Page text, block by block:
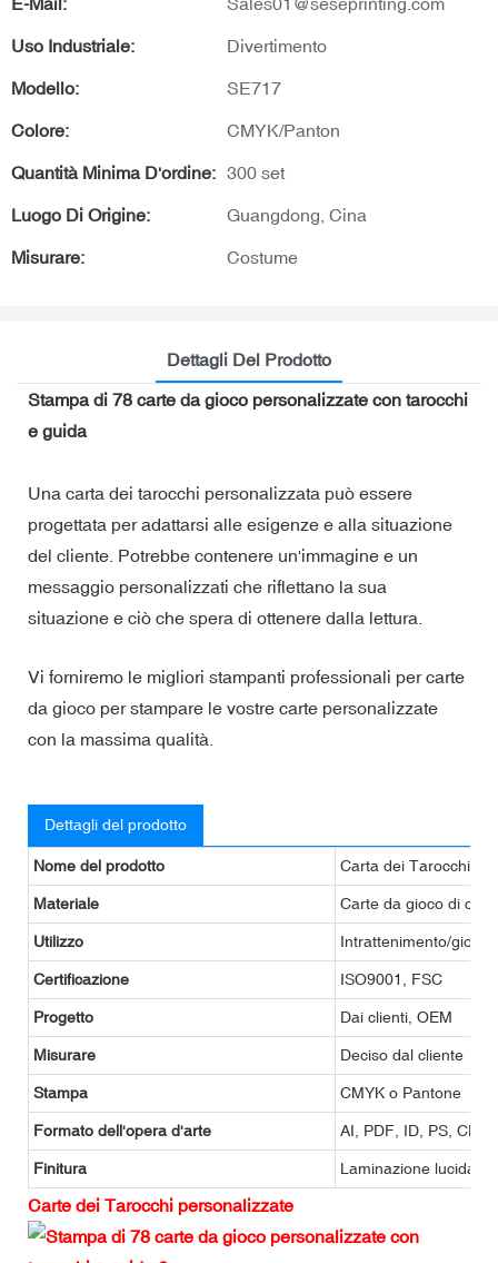
Uso Industriale: Divertimento
Modello: SE717
Colore: CMYK/Panton
Quantità Minima D'ordine: 300 set
Luogo Di Origine: Guangdong, Cina
Misurare: Costume
Dettagli Del Prodotto
Stampa di 78 carte da gioco personalizzate con tarocchi
e guida
Una carta dei tarocchi personalizzata può essere
progettata per adattarsi alle esigenze e alla situazione
del cliente. Potrebbe contenere un'immagine e un
messaggio personalizzati che riflettano la sua
situazione e ciò che spera di ottenere dalla lettura.
Vi forniremo le migliori stampanti professionali per carte
da gioco per stampare le vostre carte personalizzate
con la massima qualità.
Dettagli del prodotto
Nome del prodotto Carta dei Tarocchi
Materiale Carte da gioco di
Utilizzo Intrattenimento/gioco
Certificazione ISO9001, FSC
Progetto Dai clienti, OEM
Misurare Deciso dal cliente
Stampa CMYK o Pantone
Formato dell'opera d'arte AI, PDF, ID, PS, CDR
Finitura Laminazione lucida o
Carte dei Tarocchi personalizzate